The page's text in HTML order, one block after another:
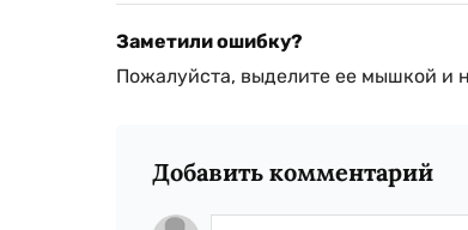
Заметили ошибку?
Пожалуйста, выделите ее мышкой и
Добавить комментарий